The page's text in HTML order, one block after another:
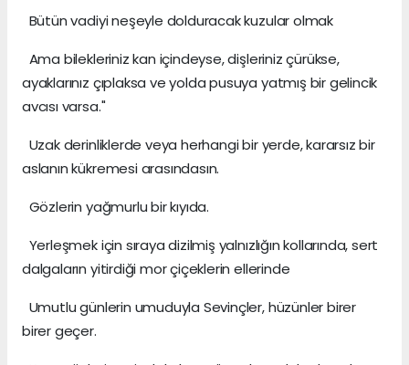
Bütün vadiyi neşeyle dolduracak kuzular olmak
Ama bilekleriniz kan içindeyse, dişleriniz çürükse,
ayaklarınız çıplaksa ve yolda pusuya yatmış bir gelincik
avcısı varsa."
Uzak derinliklerde veya herhangi bir yerde, kararsız bir
aslanın kükremesi arasındasın.
Gözlerin yağmurlu bir kıyıda.
Yerleşmek için sıraya dizilmiş yalnızlığın kollarında, sert
dalgaların yitirdiği mor çiçeklerin ellerinde
Umutlu günlerin umuduyla Sevinçler, hüzünler birer
birer geçer.